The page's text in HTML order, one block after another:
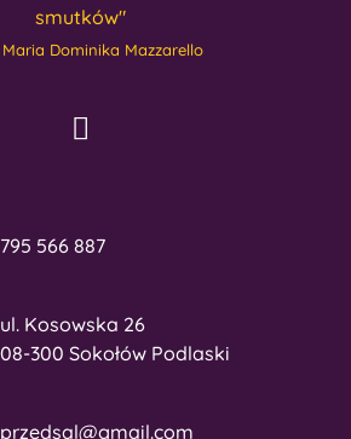
smutków"
Maria Dominika Mazzarello
795 566 887
ul. Kosowska 26
08-300 Sokołów Podlaski
przedsal@gmail.com